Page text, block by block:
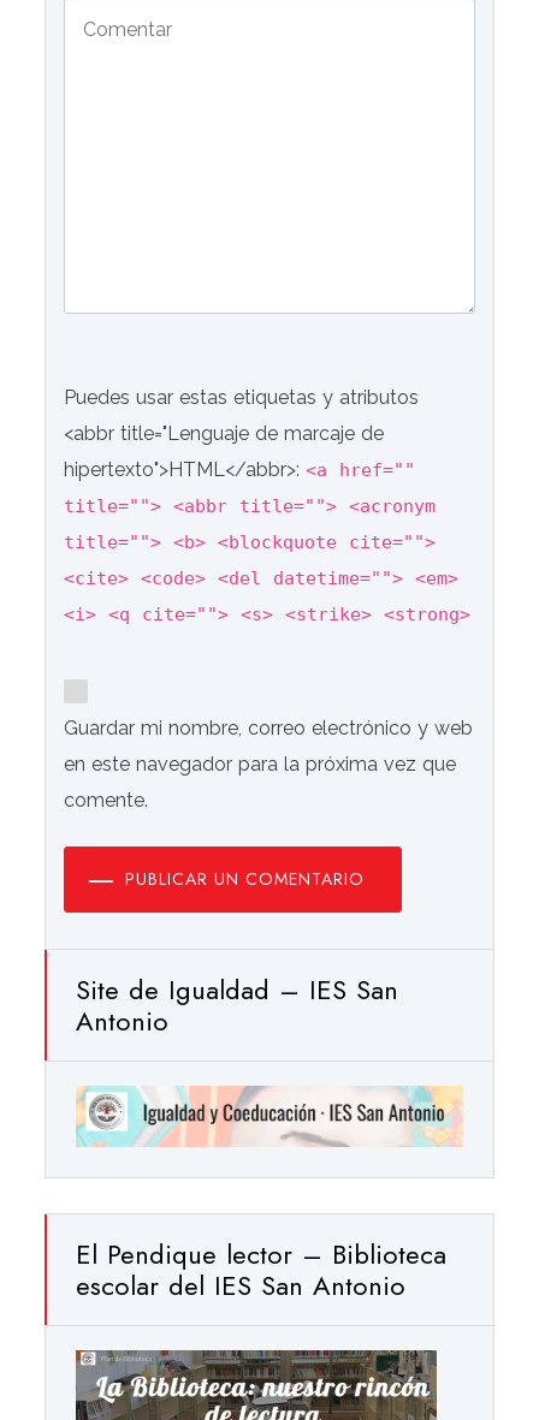
Puedes usar estas etiquetas y atributos
<abbr title="Lenguaje de marcaje de
hipertexto">HTML</abbr>:<a href=""
title=""> <abbr title=""> <acronym
title=""> <b> <blockquote cite="">
<cite> <code> <del datetime=""> <em>
<i> <q cite=""> <s> <strike> <strong>
Guardar mi nombre, correo electrónico y web
en este navegador para la próxima vez que
comente.
PUBLICAR UN COMENTARIO
Site de Igualdad – IES San
Antonio
El Pendique lector – Biblioteca
escolar del IES San Antonio